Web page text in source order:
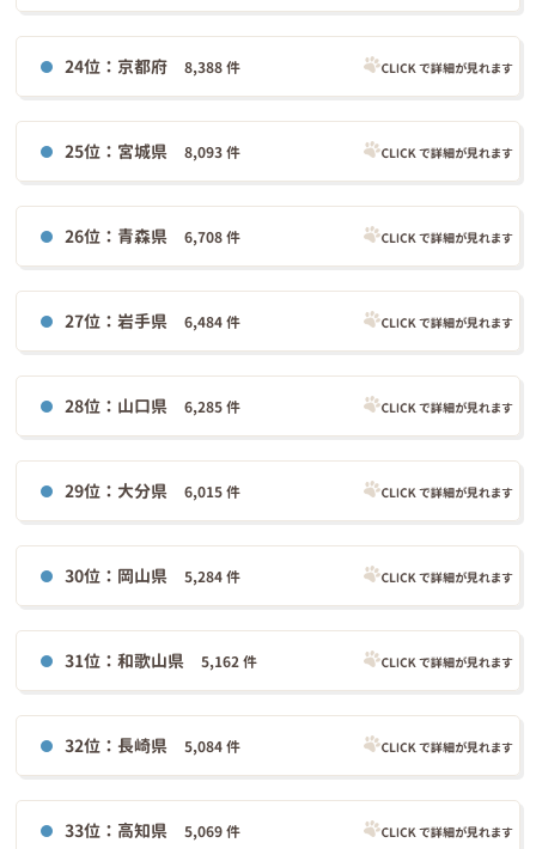
24位：京都府8,388 件
25位：宮城県8,093 件
26位：青森県6,708 件
27位：岩手県6,484 件
28位：山口県6,285 件
29位：大分県6,015 件
30位：岡山県5,284 件
31位：和歌山県5,162 件
32位：長崎県5,084 件
33位：高知県5,069 件